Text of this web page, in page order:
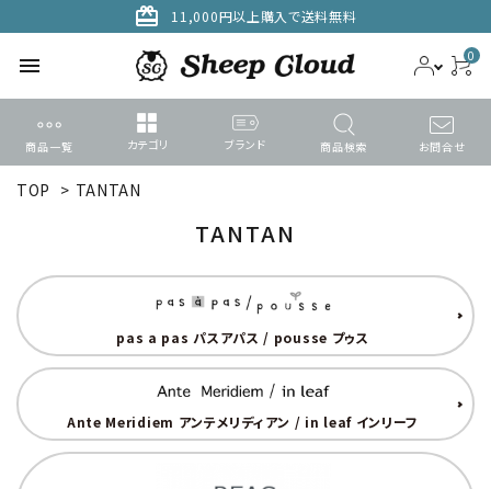
card_giftcard 11,000円以上購入で送料無料
menu 0
商品一覧 カテゴリ ブランド 商品検索 お問合せ
ACCOUNT MENU
meeting_room ログイン person 新規会員登録
search
カテゴリーから探す
ブランドから選ぶ
TOP > TANTAN
TANTAN
pas a pas パスアパス / pousse プゥス
Ante Meridiem アンテメリディアン / in leaf インリーフ